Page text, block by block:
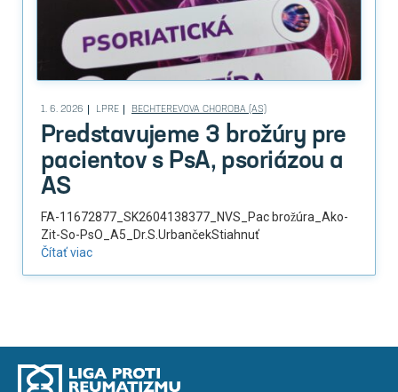
1. 6. 2026 LPRE BECHTEREVOVA CHOROBA (AS)
Predstavujeme 3 brožúry pre
pacientov s PsA, psoriázou a
AS
FA-11672877_SK2604138377_NVS_Pac brožúra_Ako-
Zit-So-PsO_A5_Dr.S.UrbančekStiahnuť
Čítať viac